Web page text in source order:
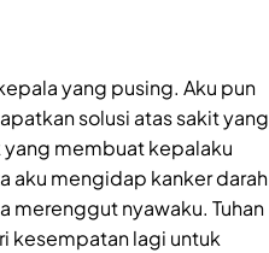
yang pusing. Aku pun
solusi atas sakit yang
yang membuat kepalaku
aku mengidap kanker darah
merenggut nyawaku. Tuhan
kesempatan lagi untuk